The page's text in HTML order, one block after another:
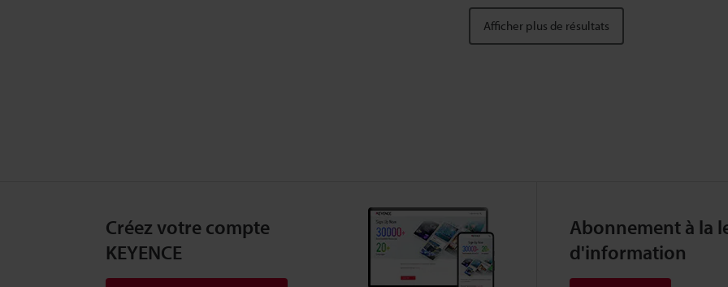
Afficher plus de résultats
Créez votre compte
KEYENCE
Abonnement à la
d'information